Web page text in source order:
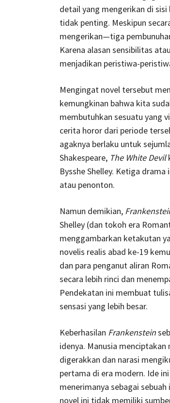
detail yang mengerikan di sisi
tidak penting. Meskipun
mengerikan—tiga
Karena alasan sensibilitas
menjadikan peristiwa-
Mengingat novel tersebut
kemungkinan bahwa kita
membutuhkan sesuatu yang
cerita horor dari periode
agaknya berlaku untuk
Shakespeare, The White Devil
Bysshe Shelley. Ketiga
atau penonton.
Namun demikian,
Shelley (dan tokoh era
menggambarkan ketakutan
novelis realis abad ke-19
dan para penganut aliran
secara lebih rinci dan
Pendekatan ini membuat
sensasi yang lebih besar.
Keberhasilan Frankenstein
idenya. Manusia
digerakkan dan narasi
pertama di era modern. Ide
menerimanya sebagai
novel ini tidak memiliki